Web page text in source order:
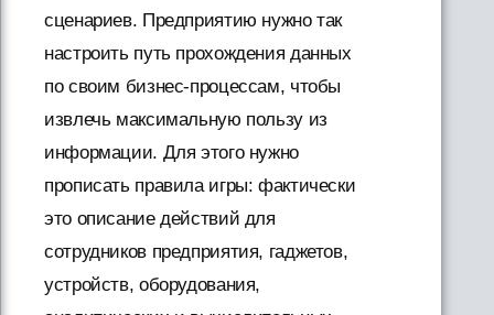
сценариев. Предприятию нужно так
настроить путь прохождения данных
по своим бизнес-процессам, чтобы
извлечь максимальную пользу из
информации. Для этого нужно
прописать правила игры: фактически
это описание действий для
сотрудников предприятия, гаджетов,
устройств, оборудования,